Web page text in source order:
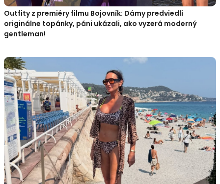
Outfity z premiéry filmu Bojovník: Dámy predviedli
originálne topánky, páni ukázali, ako vyzerá moderný
gentleman!